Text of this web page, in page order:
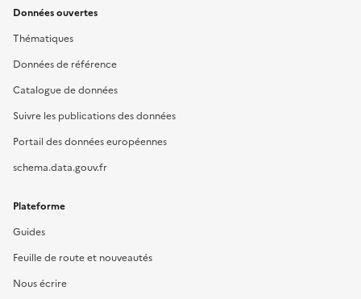
Données ouvertes
Thématiques
Données de référence
Catalogue de données
Suivre les publications des données
Portail des données européennes
schema.data.gouv.fr
Plateforme
Guides
Feuille de route et nouveautés
Nous écrire